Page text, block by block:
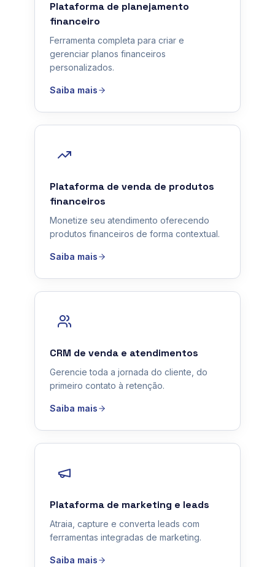
Plataforma de planejamento
financeiro
Ferramenta completa para criar e
gerenciar planos financeiros
personalizados.
Saiba mais
Plataforma de venda de produtos
financeiros
Monetize seu atendimento oferecendo
produtos financeiros de forma contextual.
Saiba mais
CRM de venda e atendimentos
Gerencie toda a jornada do cliente, do
primeiro contato à retenção.
Saiba mais
Plataforma de marketing e leads
Atraia, capture e converta leads com
ferramentas integradas de marketing.
Saiba mais